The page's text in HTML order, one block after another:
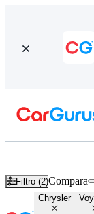
Filtro (2)Compara
Chrysler